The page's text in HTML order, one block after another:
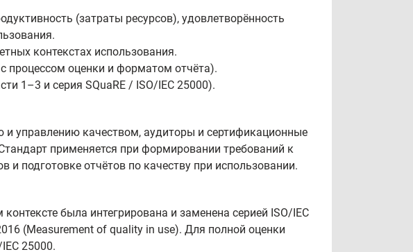
(затраты ресурсов), удовлетворённость
контекстах использования.
процессом оценки и форматом отчёта).
1–3 и серия SQuaRE / ISO/IEC 25000).
управлению качеством, аудиторы и сертификационные
применяется при формировании требований к
и подготовке отчётов по качеству при использовании.
была интегрирована и заменена серией ISO/IEC
(Measurement of quality in use). Для полной оценки
25000.